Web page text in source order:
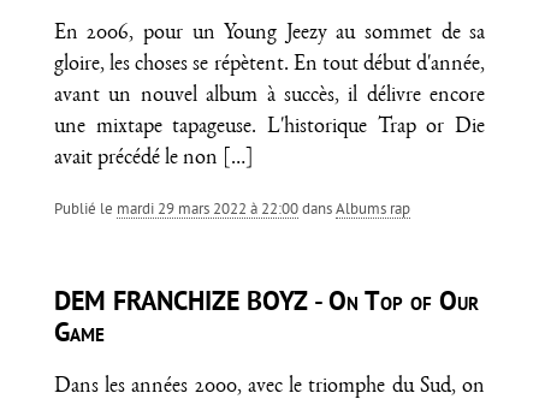
En 2006, pour un Young Jeezy au sommet de sa
gloire, les choses se répètent. En tout début d'année,
avant un nouvel album à succès, il délivre encore
une mixtape tapageuse. L'historique Trap or Die
avait précédé le non
[…]
Publié le mardi 29 mars 2022 à 22:00dansAlbums rap
DEM FRANCHIZE BOYZ - On Top of Our
Game
Dans les années 2000, avec le triomphe du Sud, on